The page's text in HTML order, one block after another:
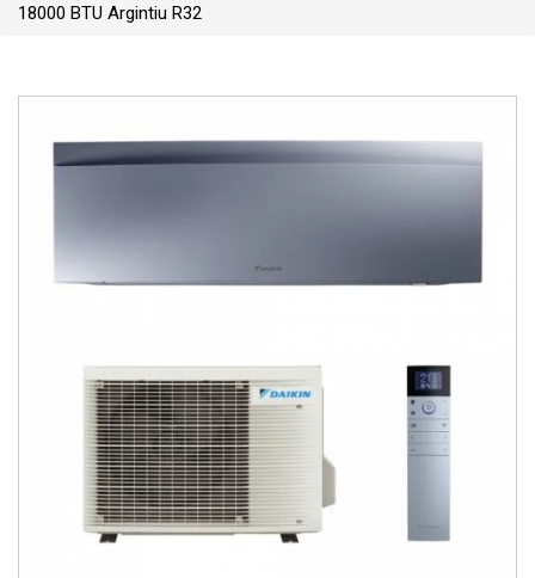
18000 BTU Argintiu R32